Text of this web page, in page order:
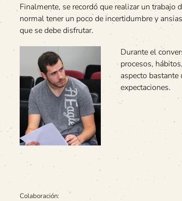
Finalmente, se recordó que realizar un trabajo
normal tener un poco de incertidumbre y
que se debe disfrutar.
Durante el
procesos,
aspecto
expectaciones.
Colaboración: